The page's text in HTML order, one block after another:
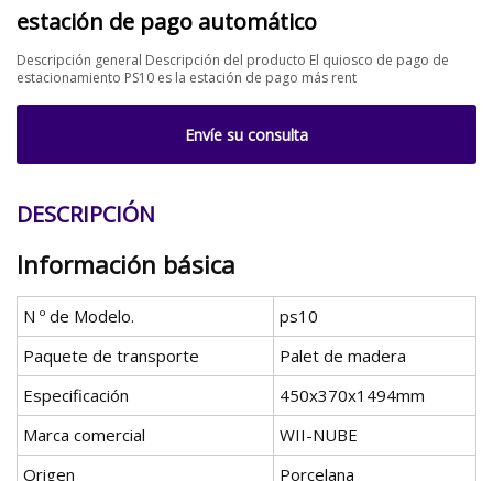
estación de pago automático
Descripción general Descripción del producto El quiosco de pago de
estacionamiento PS10 es la estación de pago más rent
Envíe su consulta
DESCRIPCIÓN
Información básica
N º de Modelo.
ps10
Paquete de transporte
Palet de madera
Especificación
450x370x1494mm
Marca comercial
WII-NUBE
Origen
Porcelana